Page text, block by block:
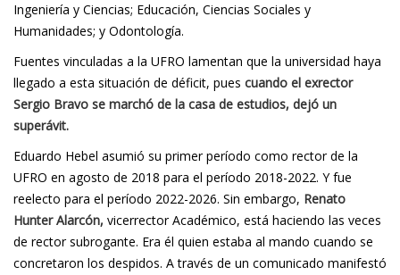
Ingeniería y Ciencias; Educación, Ciencias Sociales y
Humanidades; y Odontología.
Fuentes vinculadas a la UFRO lamentan que la universidad haya
llegado a esta situación de déficit, pues cuando el exrector
Sergio Bravo se marchó de la casa de estudios, dejó un
superávit.
Eduardo Hebel asumió su primer período como rector de la
UFRO en agosto de 2018 para el período 2018-2022. Y fue
reelecto para el período 2022-2026. Sin embargo, Renato
Hunter Alarcón, vicerrector Académico, está haciendo las veces
de rector subrogante. Era él quien estaba al mando cuando se
concretaron los despidos. A través de un comunicado manifestó